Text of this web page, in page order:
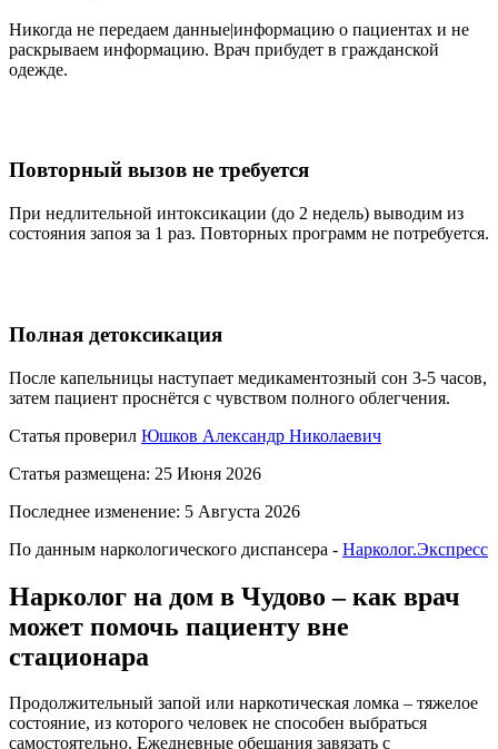
Никогда не передаем данные|информацию о пациентах и не
раскрываем информацию. Врач прибудет в гражданской
одежде.
Повторный вызов не требуется
При недлительной интоксикации (до 2 недель) выводим из
состояния запоя за 1 раз. Повторных программ не потребуется.
Полная детоксикация
После капельницы наступает медикаментозный сон 3-5 часов,
затем пациент проснётся с чувством полного облегчения.
Статья проверил Юшков Александр Николаевич
Статья размещена: 25 Июня 2026
Последнее изменение: 5 Августа 2026
По данным наркологического диспансера - Нарколог.Экспресс
Нарколог на дом в Чудово – как врач
может помочь пациенту вне
стационара
Продолжительный запой или наркотическая ломка – тяжелое
состояние, из которого человек не способен выбраться
самостоятельно. Ежедневные обещания завязать с